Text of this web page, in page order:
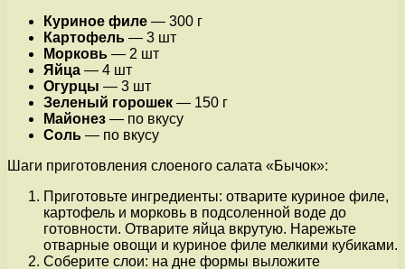
Куриное филе — 300 г
Картофель — 3 шт
Морковь — 2 шт
Яйца — 4 шт
Огурцы — 3 шт
Зеленый горошек — 150 г
Майонез — по вкусу
Соль — по вкусу
Шаги приготовления слоеного салата «Бычок»:
Приготовьте ингредиенты: отварите куриное филе,
картофель и морковь в подсоленной воде до
готовности. Отварите яйца вкрутую. Нарежьте
отварные овощи и куриное филе мелкими кубиками.
Соберите слои: на дне формы выложите